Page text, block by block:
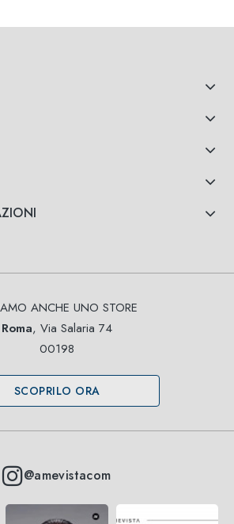
@amevistacom
ANCHE UNO STORE
Roma, Via Salaria 74
00198
SCOPRILO ORA